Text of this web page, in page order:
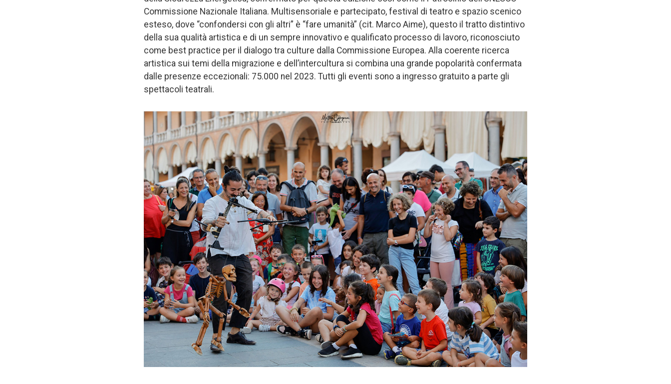
Commissione Nazionale Italiana. Multisensoriale e partecipato, festival di teatro e spazio scenico
esteso, dove “confondersi con gli altri” è “fare umanità” (cit. Marco Aime), questo il tratto distintivo
della sua qualità artistica e di un sempre innovativo e qualificato processo di lavoro, riconosciuto
come best practice per il dialogo tra culture dalla Commissione Europea. Alla coerente ricerca
artistica sui temi della migrazione e dell’intercultura si combina una grande popolarità confermata
dalle presenze eccezionali: 75.000 nel 2023. Tutti gli eventi sono a ingresso gratuito a parte gli
spettacoli teatrali.